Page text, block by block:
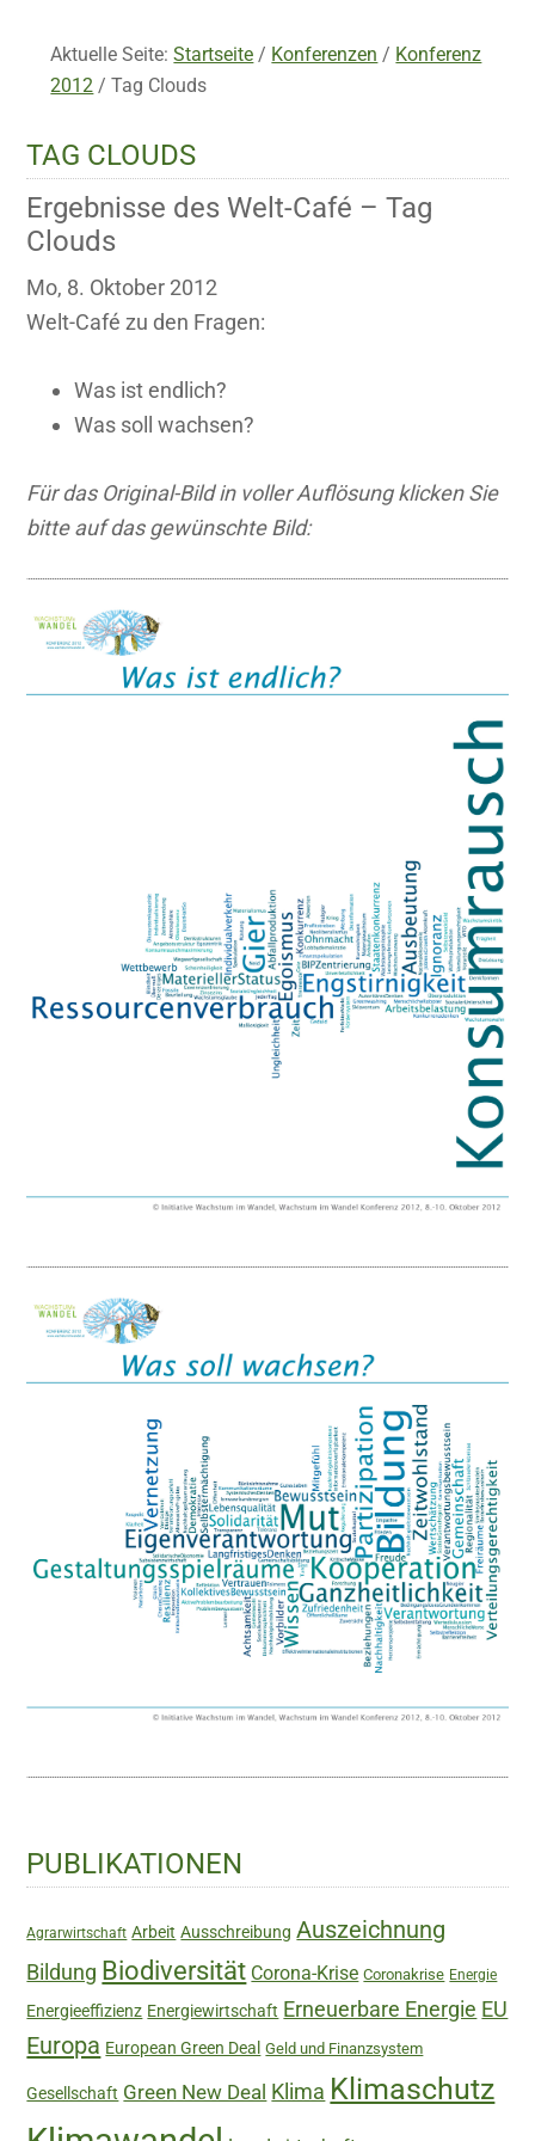
Aktuelle Seite:Startseite / Konferenzen / Konferenz
2012 / Tag Clouds
TAG CLOUDS
Ergebnisse des Welt-Café – Tag
Clouds
Mo, 8. Oktober 2012
Welt-Café zu den Fragen:
Was ist endlich?
Was soll wachsen?
Für das Original-Bild in voller Auflösung klicken Sie
bitte auf das gewünschte Bild:
Haupt-
Sidebar
PUBLIKATIONEN
Agrarwirtschaft Arbeit Ausschreibung Auszeichnung
Bildung Biodiversität Corona-Krise Coronakrise Energie
Energieeffizienz Energiewirtschaft Erneuerbare Energie EU
Europa European Green Deal Geld und Finanzsystem
Gesellschaft Green New Deal Klima Klimaschutz